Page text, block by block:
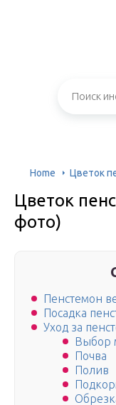
Home Цветок
Цветок
фото)
Пенстемон
Посадка
Уход за
Выбор
Почва
Полив